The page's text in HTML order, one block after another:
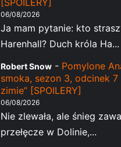
06/08/2026
Ja mam pytanie: kto
Harenhall? Duch króla Ha...
Robert Snow - Pomylone
smoka, sezon 3, odcinek 7
zimie” [SPOILERY]
06/08/2026
Nie zlewała, ale śnieg
przełęcze w Dolinie,...